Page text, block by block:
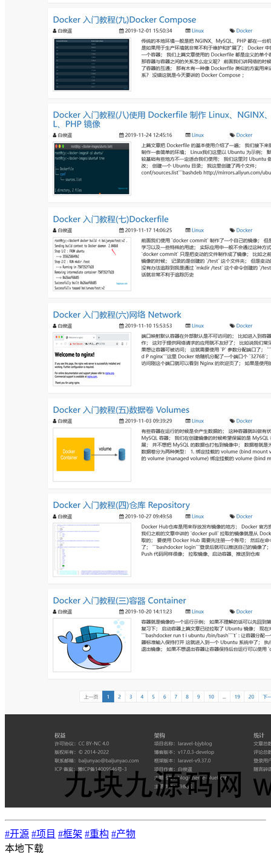
#开源 #项目 #框架 #重构 #产物
本地下载